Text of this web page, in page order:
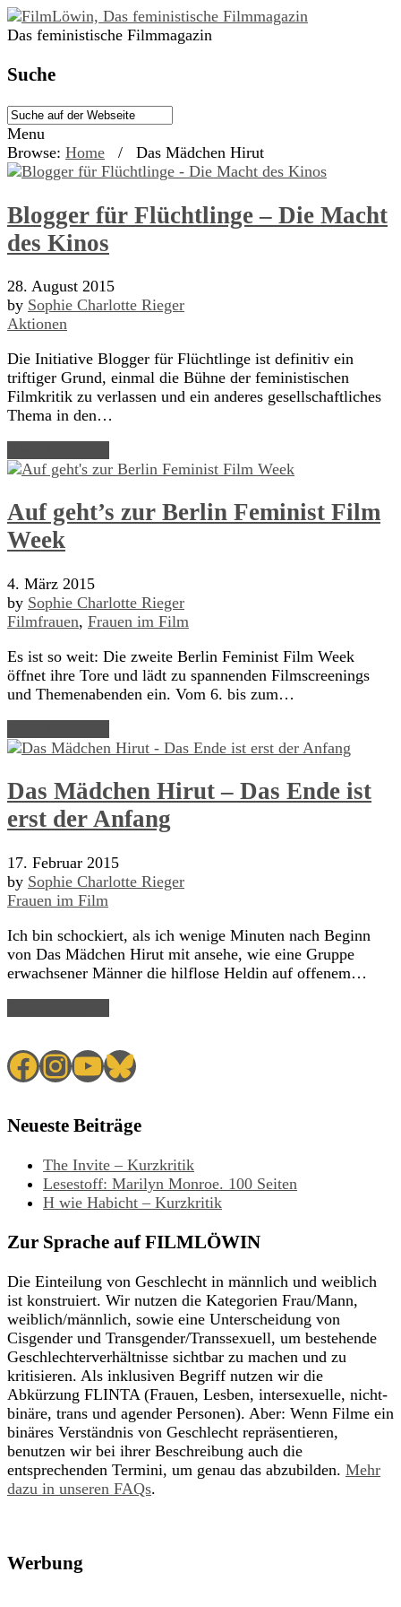
Das feministische Filmmagazin
Suche
Menu
Browse: Home / Das Mädchen Hirut
Blogger für Flüchtlinge – Die Macht
des Kinos
28. August 2015
by Sophie Charlotte Rieger
Aktionen
Die Initiative Blogger für Flüchtlinge ist definitiv ein
triftiger Grund, einmal die Bühne der feministischen
Filmkritik zu verlassen und ein anderes gesellschaftliches
Thema in den…
Auf geht’s zur Berlin Feminist Film
Week
4. März 2015
by Sophie Charlotte Rieger
Filmfrauen, Frauen im Film
Es ist so weit: Die zweite Berlin Feminist Film Week
öffnet ihre Tore und lädt zu spannenden Filmscreenings
und Themenabenden ein. Vom 6. bis zum…
Das Mädchen Hirut – Das Ende ist
erst der Anfang
17. Februar 2015
by Sophie Charlotte Rieger
Frauen im Film
Ich bin schockiert, als ich wenige Minuten nach Beginn
von Das Mädchen Hirut mit ansehe, wie eine Gruppe
erwachsener Männer die hilflose Heldin auf offenem…
Facebook
Instagram
YouTube
Bluesky
Neueste Beiträge
The Invite – Kurzkritik
Lesestoff: Marilyn Monroe. 100 Seiten
H wie Habicht – Kurzkritik
Zur Sprache auf FILMLÖWIN
Die Einteilung von Geschlecht in männlich und weiblich
ist konstruiert. Wir nutzen die Kategorien Frau/Mann,
weiblich/männlich, sowie eine Unterscheidung von
Cisgender und Transgender/Transsexuell, um bestehende
Geschlechterverhältnisse sichtbar zu machen und zu
kritisieren. Als inklusiven Begriff nutzen wir die
Abkürzung FLINTA (Frauen, Lesben, intersexuelle, nicht-
binäre, trans und agender Personen). Aber: Wenn Filme ein
binäres Verständnis von Geschlecht repräsentieren,
benutzen wir bei ihrer Beschreibung auch die
entsprechenden Termini, um genau das abzubilden. Mehr
dazu in unseren FAQs.
Werbung